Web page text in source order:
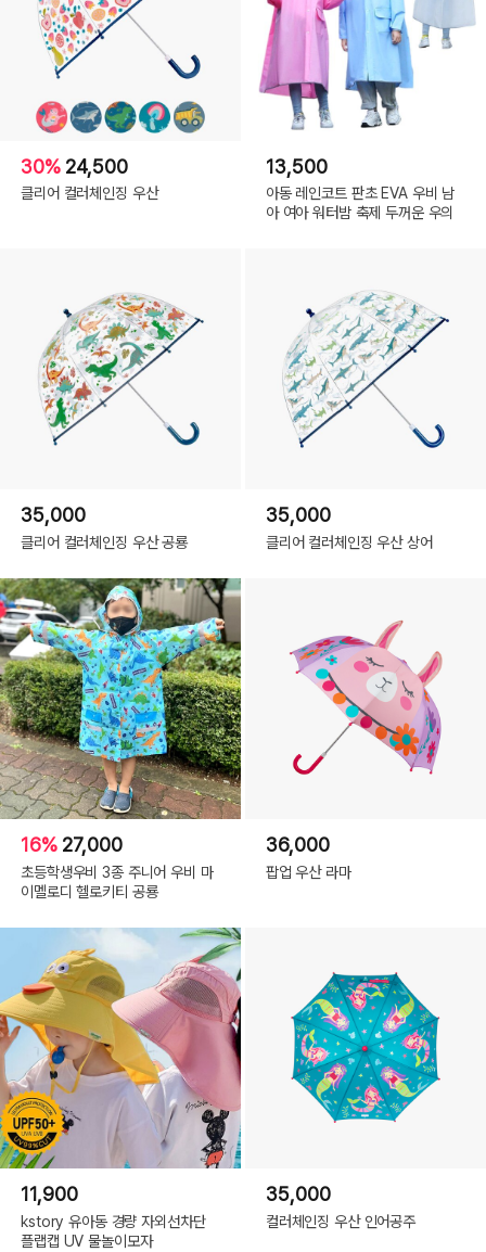
30% 24,500
클리어 컬러체인징 우산
13,500
아동 레인코트 판초 EVA 우비 남
아 여아 워터밤 축제 두꺼운 우의
35,000
클리어 컬러체인징 우산 공룡
35,000
클리어 컬러체인징 우산 상어
16% 27,000
초등학생우비 3종 주니어 우비 마
이멜로디 헬로키티 공룡
36,000
팝업 우산 라마
11,900
kstory 유아동 경량 자외선차단
플랩캡 UV 물놀이모자
35,000
컬러체인징 우산 인어공주